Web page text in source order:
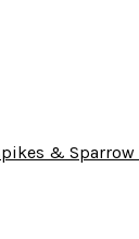
& Sparrow